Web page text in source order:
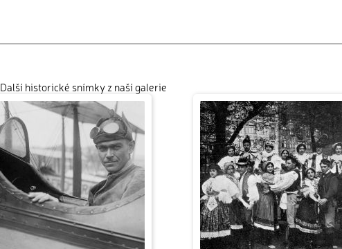
Další historické snímky z naší galerie